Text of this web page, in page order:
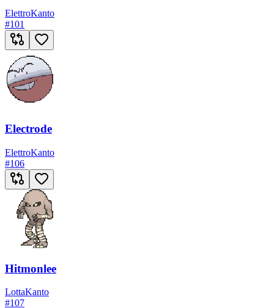
ElettroKanto
#101
Electrode
ElettroKanto
#106
Hitmonlee
LottaKanto
#107